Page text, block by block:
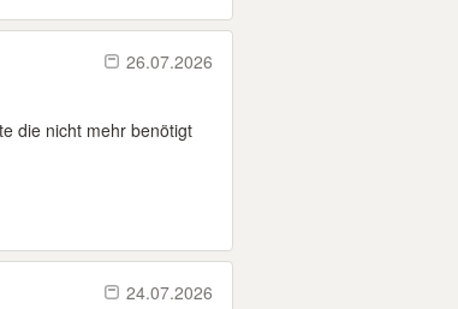
26.07.2026
die nicht mehr benötigt
24.07.2026